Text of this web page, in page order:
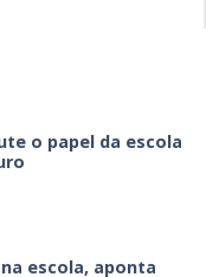
o papel da escola
escola, aponta